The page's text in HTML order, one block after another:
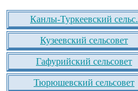
Канлы-Туркеевский сельс.
Кузеевский сельсовет
Гафурийский сельсовет
Тюрюшевский сельсовет